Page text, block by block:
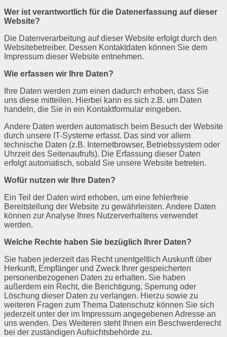
Wer ist verantwortlich für die Datenerfassung auf dieser
Website?
Die Datenverarbeitung auf dieser Website erfolgt durch den
Websitebetreiber. Dessen Kontaktdaten können Sie dem
Impressum dieser Website entnehmen.
Wie erfassen wir Ihre Daten?
Ihre Daten werden zum einen dadurch erhoben, dass Sie
uns diese mitteilen. Hierbei kann es sich z.B. um Daten
handeln, die Sie in ein Kontaktformular eingeben.
Andere Daten werden automatisch beim Besuch der Website
durch unsere IT-Systeme erfasst. Das sind vor allem
technische Daten (z.B. Internetbrowser, Betriebssystem oder
Uhrzeit des Seitenaufrufs). Die Erfassung dieser Daten
erfolgt automatisch, sobald Sie unsere Website betreten.
Wofür nutzen wir Ihre Daten?
Ein Teil der Daten wird erhoben, um eine fehlerfreie
Bereitstellung der Website zu gewährleisten. Andere Daten
können zur Analyse Ihres Nutzerverhaltens verwendet
werden.
Welche Rechte haben Sie bezüglich Ihrer Daten?
Sie haben jederzeit das Recht unentgeltlich Auskunft über
Herkunft, Empfänger und Zweck Ihrer gespeicherten
personenbezogenen Daten zu erhalten. Sie haben
außerdem ein Recht, die Berichtigung, Sperrung oder
Löschung dieser Daten zu verlangen. Hierzu sowie zu
weiteren Fragen zum Thema Datenschutz können Sie sich
jederzeit unter der im Impressum angegebenen Adresse an
uns wenden. Des Weiteren steht Ihnen ein Beschwerderecht
bei der zuständigen Aufsichtsbehörde zu.